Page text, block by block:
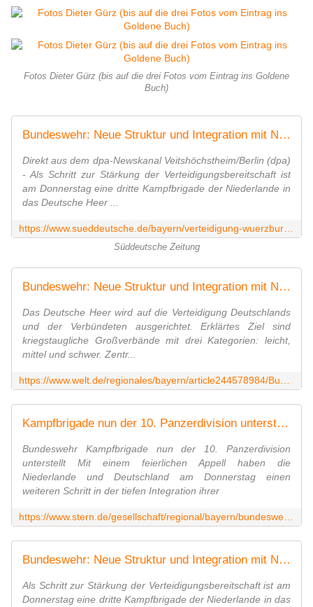
Fotos Dieter Gürz (bis auf die drei Fotos vom Eintrag ins Goldene
Buch)
Bundeswehr: Neue Struktur und Integration mit Niederländern
Direkt aus dem dpa-Newskanal Veitshöchstheim/Berlin (dpa)
- Als Schritt zur Stärkung der Verteidigungsbereitschaft ist
am Donnerstag eine dritte Kampfbrigade der Niederlande in
das Deutsche Heer ...
Süddeutsche Zeitung
Bundeswehr: Neue Struktur und Integration mit Niederländern - WELT
Das Deutsche Heer wird auf die Verteidigung Deutschlands
und der Verbündeten ausgerichtet. Erklärtes Ziel sind
kriegstaugliche Großverbände mit drei Kategorien: leicht,
mittel und schwer. Zentr...
Kampfbrigade nun der 10. Panzerdivision unterstellt
Bundeswehr Kampfbrigade nun der 10. Panzerdivision
unterstellt Mit einem feierlichen Appell haben die
Niederlande und Deutschland am Donnerstag einen
weiteren Schritt in der tiefen Integration ihrer
Bundeswehr: Neue Struktur und Integration mit Niederländern
Als Schritt zur Stärkung der Verteidigungsbereitschaft ist am
Donnerstag eine dritte Kampfbrigade der Niederlande in das